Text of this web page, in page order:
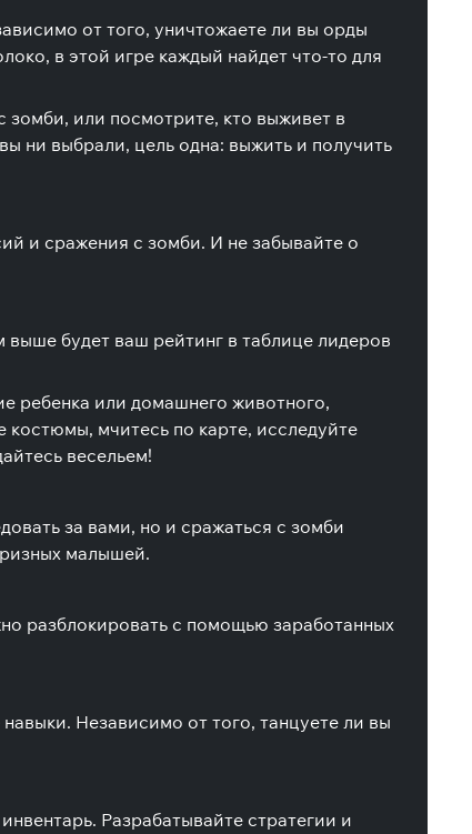
от того, уничтожаете ли вы орды
в этой игре каждый найдет что-то для
зомби, или посмотрите, кто выживет в
ни выбрали, цель одна: выжить и получить
и сражения с зомби. И не забывайте о
будет ваш рейтинг в таблице лидеров
ребенка или домашнего животного,
мчитесь по карте, исследуйте
весельем!
за вами, но и сражаться с зомби
малышей.
разблокировать с помощью заработанных
Независимо от того, танцуете ли вы
Разрабатывайте стратегии и